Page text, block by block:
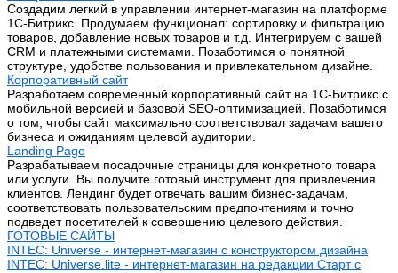
Создадим легкий в управлении интернет-магазин на платформе
1С-Битрикс. Продумаем функционал: сортировку и фильтрацию
товаров, добавление новых товаров и т.д. Интегрируем с вашей
CRM и платежными системами. Позаботимся о понятной
структуре, удобстве пользования и привлекательном дизайне.
Корпоративный сайт
Разработаем современный корпоративный сайт на 1С-Битрикс с
мобильной версией и базовой SEO-оптимизацией. Позаботимся
о том, чтобы сайт максимально соответствовал задачам вашего
бизнеса и ожиданиям целевой аудитории.
Landing Page
Разрабатываем посадочные страницы для конкретного товара
или услуги. Вы получите готовый инструмент для привлечения
клиентов. Лендинг будет отвечать вашим бизнес-задачам,
соответствовать пользовательским предпочтениям и точно
подведет посетителей к совершению целевого действия.
ГОТОВЫЕ САЙТЫ
INTEC: Universe - интернет-магазин с конструктором дизайна
INTEC: Universe.lite - интернет-магазин на редакции Старт с